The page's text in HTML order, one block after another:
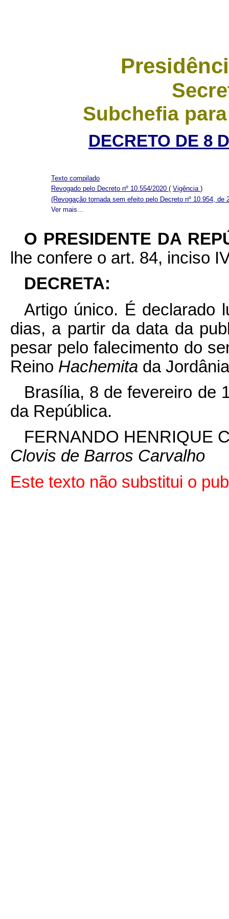
Subchefia
DECRETO DE 8
Ver mais...
Texto compilado
Revogado pelo Decreto nº 10.554/2020 ( Vigência )
(Revogação tornada sem efeito pelo Decreto nº 10.954, de
O PRESIDENTE DA
lhe confere o art. 84, inciso
DECRETA:
Artigo único. É declarado
dias, a partir da data da
pesar pelo falecimento do
Reino Hachemita da
Brasília, 8 de fevereiro de
da República.
FERNANDO HENRIQUE
Clovis de Barros Carvalho
Este texto não substitui o